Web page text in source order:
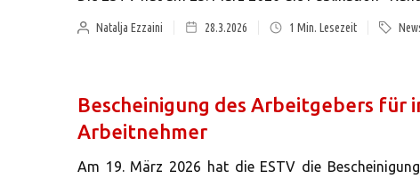
Natalja Ezzaini 28.3.2026 1 Min. Lesezeit
Bescheinigung des Arbeitgebers für
Arbeitnehmer
Am 19. März 2026 hat die ESTV die